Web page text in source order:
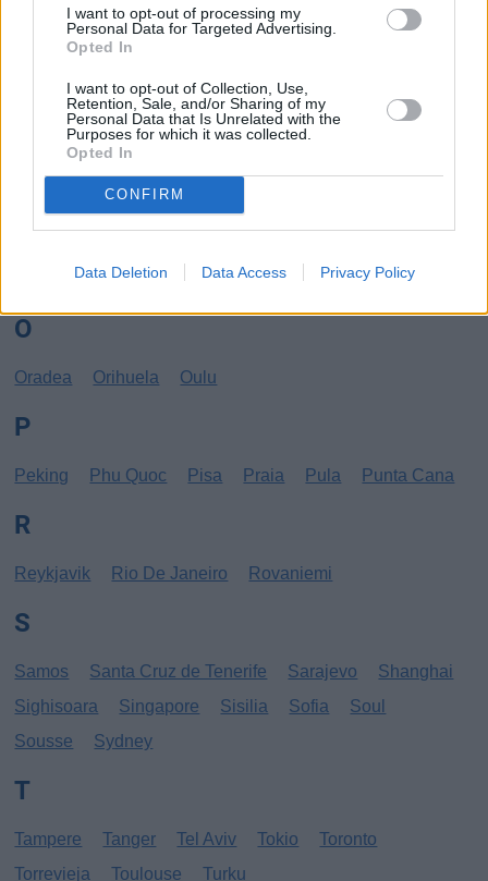
I want to opt-out of processing my
Personal Data for Targeted Advertising.
Opted In
I want to opt-out of Collection, Use,
Retention, Sale, and/or Sharing of my
Personal Data that Is Unrelated with the
Purposes for which it was collected.
Opted In
CONFIRM
Data Deletion Data Access Privacy Policy
Lanzarote Larnaka Lefkas
Linköping
Los Angeles
Lund
Mangalia Marseille
Mexico City
Miami
N
New York Norrköping
O
Oradea Orihuela Oulu
P
Peking Phu Quoc Pisa Praia Pula Punta Cana
R
Reykjavik Rio De Janeiro Rovaniemi
S
Samos Santa Cruz de Tenerife Sarajevo
Shanghai
Sighisoara
Singapore Sisilia Sofia
Soul
Sousse
Sydney
T
Tampere Tanger Tel Aviv Tokio
Toronto
Torrevieja
Toulouse Turku